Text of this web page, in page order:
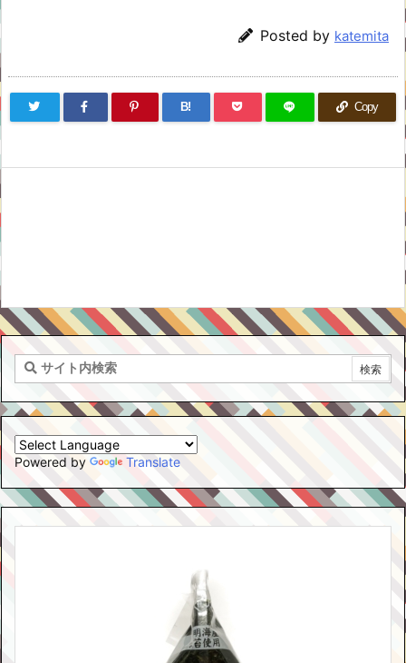
Posted by katemita
B! Copy
Powered by Translate